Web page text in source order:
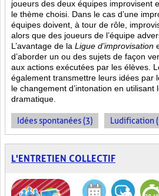
joueurs des deux équipes improvisent
le thème choisi. Dans le cas d’une
équipes doivent, à tour de rôle,
alors que des joueurs de l’équipe
L’avantage de la Ligue d’improvisation
d’aborder un ou des sujets de façon
aux actions exécutées par les élèves.
également transmettre leurs idées par
le changement d’intonation en utilisant
dramatique.
Idées spontanées (3) Ludification
L'ENTRETIEN COLLECTIF